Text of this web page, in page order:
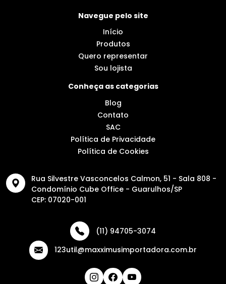
Navegue pelo site
Início
Produtos
Quero representar
Sou lojista
Conheça as categorias
Blog
Contato
SAC
Política de Privacidade
Política de Cookies
Rua Silvestre Vasconcelos Calmon, 51 - Sala 808 -
Condomínio Cube Office - Guarulhos/SP
CEP: 07020-001
(11) 94705-3074
123util@maxximusimportadora.com.br